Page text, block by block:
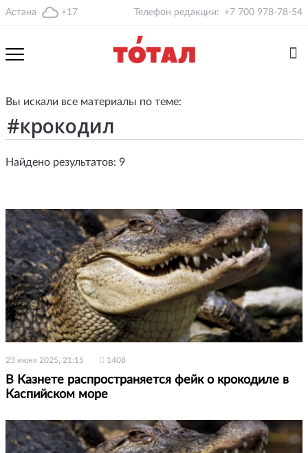
Астана +17 Телефон редакции: +7 700 978-78-54
Вы искали все материалы по теме:
Найдено результатов: 9
23 июня 2025, 21:15 1408
В Казнете распространяется фейк о крокодиле в
Каспийском море